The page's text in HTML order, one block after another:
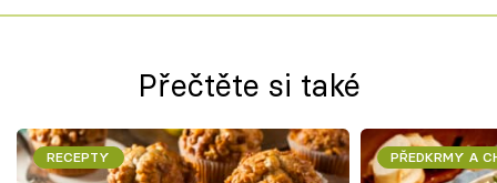
Přečtěte si také
RECEPTY PŘEDKRMY A